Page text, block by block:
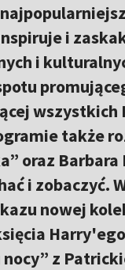
i
i
także
oraz
i zobaczyć.
nowej
z